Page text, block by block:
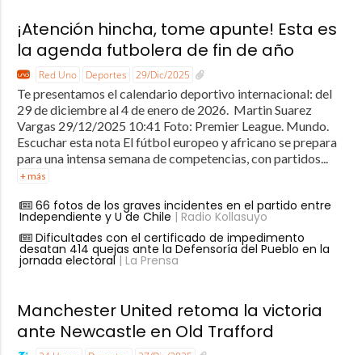
¡Atención hincha, tome apunte! Esta es
la agenda futbolera de fin de año
Red Uno Deportes 29/Dic/2025
Te presentamos el calendario deportivo internacional: del
29 de diciembre al 4 de enero de 2026. Martin Suarez
Vargas 29/12/2025 10:41 Foto: Premier League. Mundo.
Escuchar esta nota El fútbol europeo y africano se prepara
para una intensa semana de competencias, con partidos...
+ más
66 fotos de los graves incidentes en el partido entre
Independiente y U de Chile | Radio Kollasuyo
Dificultades con el certificado de impedimento
desatan 414 quejas ante la Defensoría del Pueblo en la
jornada electoral| La Prensa
Manchester United retoma la victoria
ante Newcastle en Old Trafford